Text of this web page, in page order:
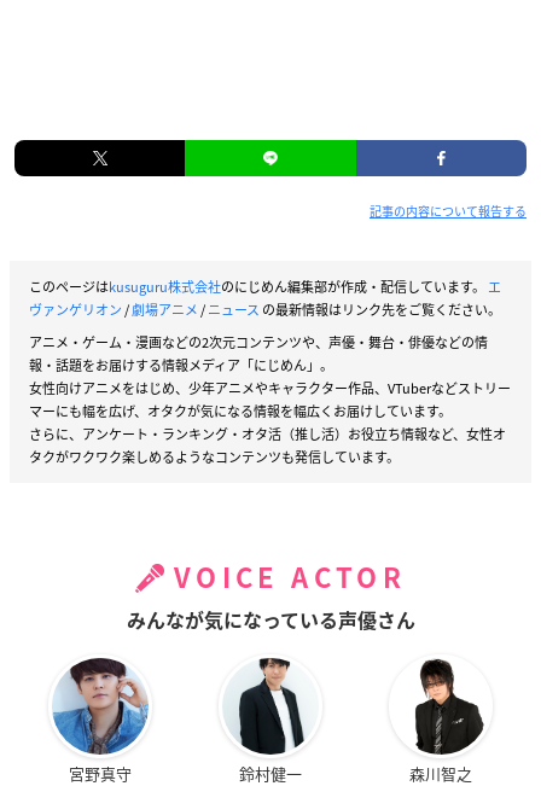
記事の内容について報告する
このページはkusuguru株式会社のにじめん編集部が作成・配信しています。 エ
ヴァンゲリオン/劇場アニメ/ニュース の最新情報はリンク先をご覧ください。
アニメ・ゲーム・漫画などの2次元コンテンツや、声優・舞台・俳優などの情
報・話題をお届けする情報メディア「にじめん」。
女性向けアニメをはじめ、少年アニメやキャラクター作品、VTuberなどストリー
マーにも幅を広げ、オタクが気になる情報を幅広くお届けしています。
さらに、アンケート・ランキング・オタ活（推し活）お役立ち情報など、女性オ
タクがワクワク楽しめるようなコンテンツも発信しています。
VOICE ACTOR
みんなが気になっている声優さん
宮野真守 鈴村健一 森川智之